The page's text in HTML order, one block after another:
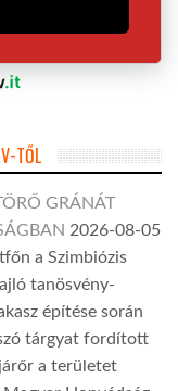
TŐL
GRÁNÁT
2026-08-05
a Szimbiózis
tanösvény-
építése során
tárgyat fordított
a területet